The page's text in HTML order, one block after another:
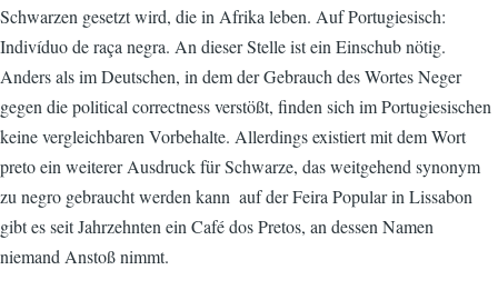
Schwarzen gesetzt wird, die in Afrika leben. Auf Portugiesisch:
Indivíduo de raça negra. An dieser Stelle ist ein Einschub nötig.
Anders als im Deutschen, in dem der Gebrauch des Wortes Neger
gegen die political correctness verstößt, finden sich im Portugiesischen
keine vergleichbaren Vorbehalte. Allerdings existiert mit dem Wort
preto ein weiterer Ausdruck für Schwarze, das weitgehend synonym
zu negro gebraucht werden kann  auf der Feira Popular in Lissabon
gibt es seit Jahrzehnten ein Café dos Pretos, an dessen Namen
niemand Anstoß nimmt.